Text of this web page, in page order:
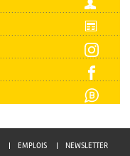
EMPLOIS
NEWSLETTER